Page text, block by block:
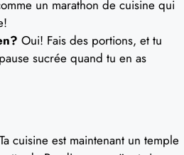
un marathon de cuisine qui
Oui! Fais des portions, et tu
sucrée quand tu en as
cuisine est maintenant un temple